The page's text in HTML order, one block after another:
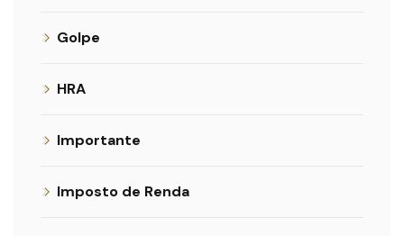
Golpe
HRA
Importante
Imposto de Renda